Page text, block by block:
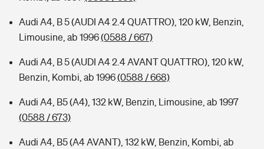
Audi A4, B 5 (AUDI A4 2.4 QUATTRO), 120 kW, Benzin,
Limousine, ab 1996(0588 / 667)
Audi A4, B 5 (AUDI A4 2.4 AVANT QUATTRO), 120 kW,
Benzin, Kombi, ab 1996(0588 / 668)
Audi A4, B5 (A4), 132 kW, Benzin, Limousine, ab 1997
(0588 / 673)
Audi A4, B5 (A4 AVANT), 132 kW, Benzin, Kombi, ab